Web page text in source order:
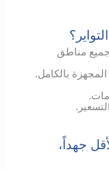
مناطق
بالكامل.
جهداً،